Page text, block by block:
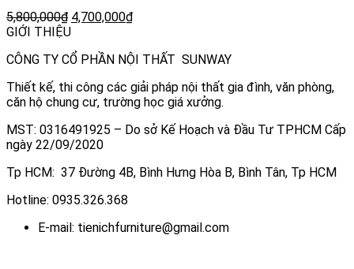
5,800,000₫ 4,700,000₫
GIỚI THIỆU
CÔNG TY CỔ PHẦN NỘI THẤT SUNWAY
Thiết kế, thi công các giải pháp nội thất gia đình, văn phòng,
căn hộ chung cư, trường học giá xưởng.
MST: 0316491925 – Do sở Kế Hoạch và Đầu Tư TPHCM Cấp
ngày 22/09/2020
Tp HCM: 37 Đường 4B, Bình Hưng Hòa B, Bình Tân, Tp HCM
Hotline: 0935.326.368
E-mail: tienichfurniture@gmail.com